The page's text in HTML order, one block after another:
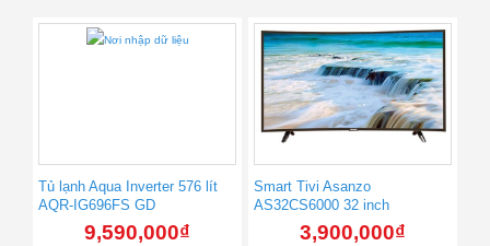
Tủ lạnh Aqua Inverter 576 lít
AQR-IG696FS GD
9,590,000₫
Smart Tivi Asanzo
AS32CS6000 32 inch
3,900,000₫